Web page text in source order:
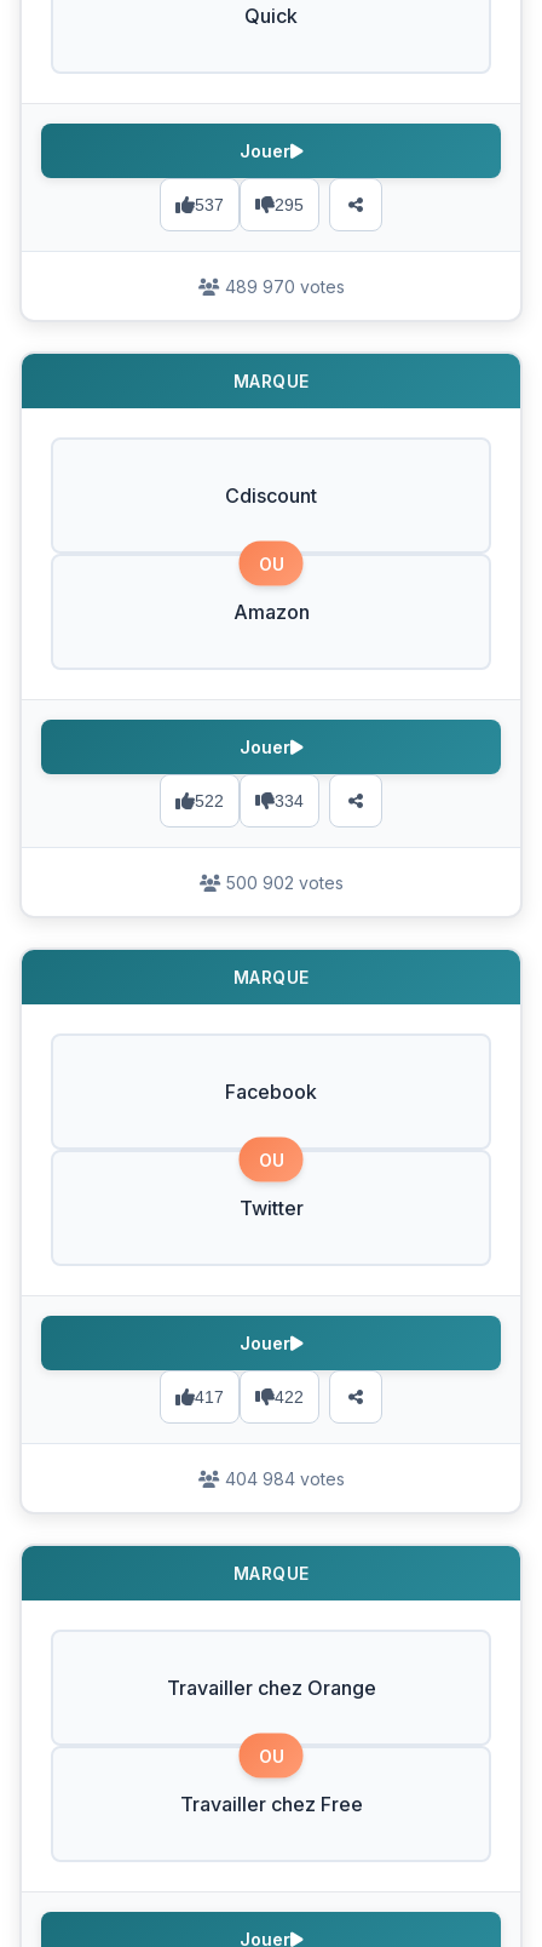
Quick
537 295
Jouer
489 970 votes
MARQUE
Cdiscount
OU
Amazon
522 334
Jouer
500 902 votes
MARQUE
Facebook
OU
Twitter
417 422
Jouer
404 984 votes
MARQUE
Travailler chez Orange
OU
Travailler chez Free
Jouer